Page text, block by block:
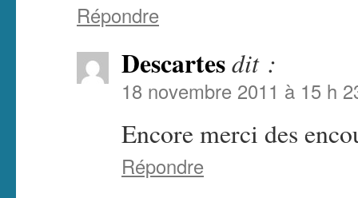
Répondre
Descartesdit :
18 novembre 2011 à 15 h
Encore merci des
Répondre